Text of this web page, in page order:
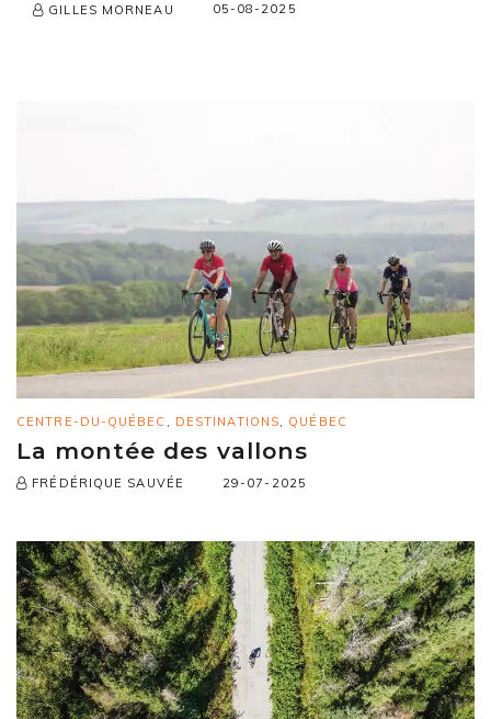
GILLES MORNEAU 05-08-2025
CENTRE-DU-QUÉBEC , DESTINATIONS, QUÉBEC
La montée des vallons
FRÉDÉRIQUE SAUVÉE 29-07-2025